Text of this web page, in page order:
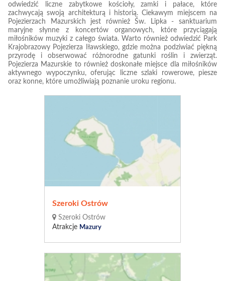
odwiedzić liczne zabytkowe kościoły, zamki i pałace, które
zachwycają swoją architekturą i historią. Ciekawym miejscem na
Pojezierzach Mazurskich jest również Św. Lipka - sanktuarium
maryjne słynne z koncertów organowych, które przyciągają
miłośników muzyki z całego świata. Warto również odwiedzić Park
Krajobrazowy Pojezierza Iławskiego, gdzie można podziwiać piękną
przyrodę i obserwować różnorodne gatunki roślin i zwierząt.
Pojezierza Mazurskie to również doskonałe miejsce dla miłośników
aktywnego wypoczynku, oferując liczne szlaki rowerowe, piesze
oraz konne, które umożliwiają poznanie uroku regionu.
Szeroki Ostrów
Szeroki Ostrów
Atrakcje Mazury